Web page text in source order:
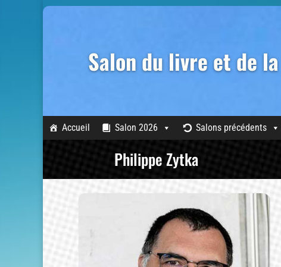
Salon du livre et de
Accueil Salon 2026 Salons précédents
Philippe Zytka